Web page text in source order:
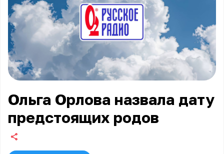
Ольга Орлова назвала дату
предстоящих родов